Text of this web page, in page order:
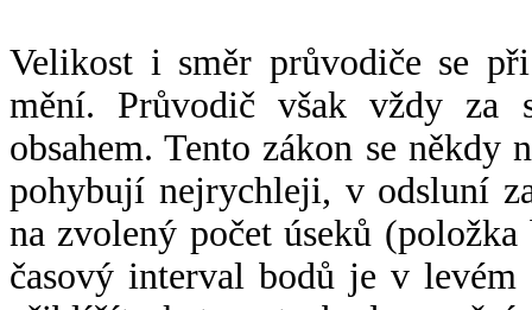
Velikost i směr průvodiče se
mění. Průvodič však vždy za
obsahem. Tento zákon se někdy
pohybují nejrychleji, v odsluní
na zvolený počet úseků
časový interval bodů je v